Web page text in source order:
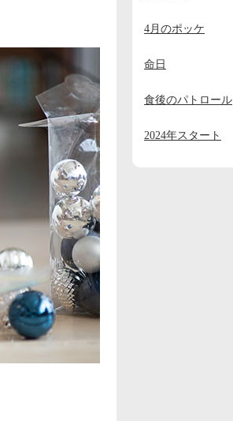
2023年6月
2023年5月 (1)
4月のポッケ
命日
食後のパトロール
2024年スタート